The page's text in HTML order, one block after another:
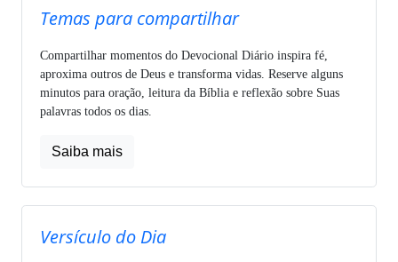
Temas para compartilhar
Compartilhar momentos do Devocional Diário inspira fé,
aproxima outros de Deus e transforma vidas. Reserve alguns
minutos para oração, leitura da Bíblia e reflexão sobre Suas
palavras todos os dias.
Saiba mais
Versículo do Dia